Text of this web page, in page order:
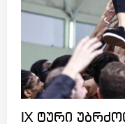
IX ტური